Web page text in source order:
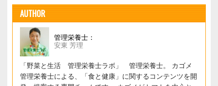
AUTHOR
管理栄養士：
安東 芳理
「野菜と生活 管理栄養士ラボ」 管理栄養士。 カゴメ
管理栄養士による、「食と健康」に関するコンテンツを開